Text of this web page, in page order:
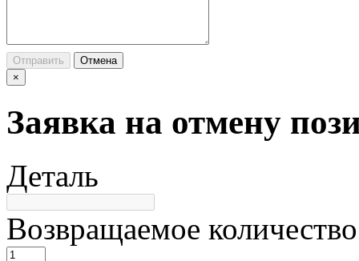
Отправить
Отмена
×
Заявка на отмену
Деталь
Возвращаемое количество